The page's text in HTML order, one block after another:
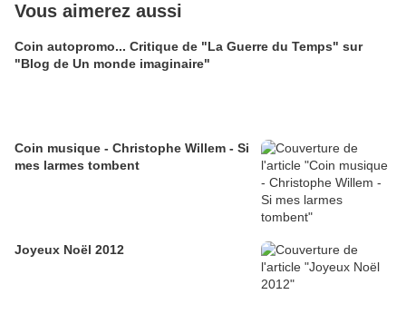
Vous aimerez aussi
Coin autopromo... Critique de "La Guerre du Temps" sur
"Blog de Un monde imaginaire"
Coin musique - Christophe Willem - Si
mes larmes tombent
Joyeux Noël 2012